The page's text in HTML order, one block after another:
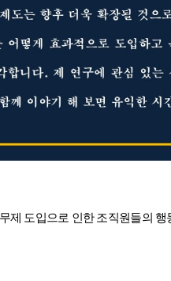
제 도입으로 인한 조직원들의 행